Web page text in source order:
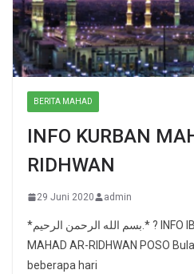
BERITA MAHAD
INFO KURBAN
RIDHWAN
29 Juni 2020 admin
*بسم الله الرحمن الرحيم.* ? INFO IBADAH KURBAN 1441 H
MAHAD AR-RIDHWAN POSO
beberapa hari